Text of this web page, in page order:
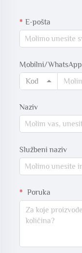
E-pošta
Mobilni/WhatsApp
Kod
Naziv
Službeni naziv
Poruka